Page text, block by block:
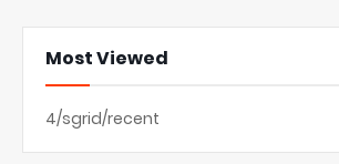
Most Viewed
4/sgrid/recent